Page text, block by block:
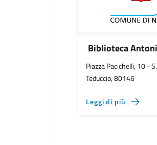
Biblioteca
Piazza Pacichelli, 10 -
Teduccio, 80146
Leggi di più